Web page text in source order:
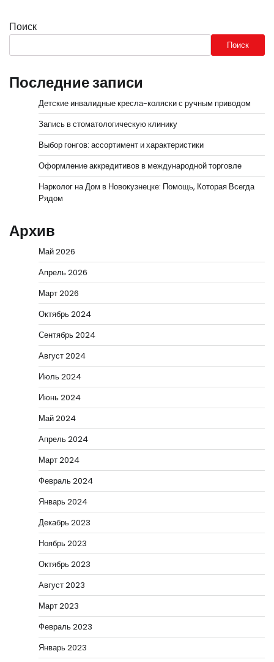
Поиск
Поиск
Последние записи
Детские инвалидные кресла-коляски с ручным приводом
Запись в стоматологическую клинику
Выбор гонгов: ассортимент и характеристики
Оформление аккредитивов в международной торговле
Нарколог на Дом в Новокузнецке: Помощь, Которая Всегда
Рядом
Архив
Май 2026
Апрель 2026
Март 2026
Октябрь 2024
Сентябрь 2024
Август 2024
Июль 2024
Июнь 2024
Май 2024
Апрель 2024
Март 2024
Февраль 2024
Январь 2024
Декабрь 2023
Ноябрь 2023
Октябрь 2023
Август 2023
Март 2023
Февраль 2023
Январь 2023